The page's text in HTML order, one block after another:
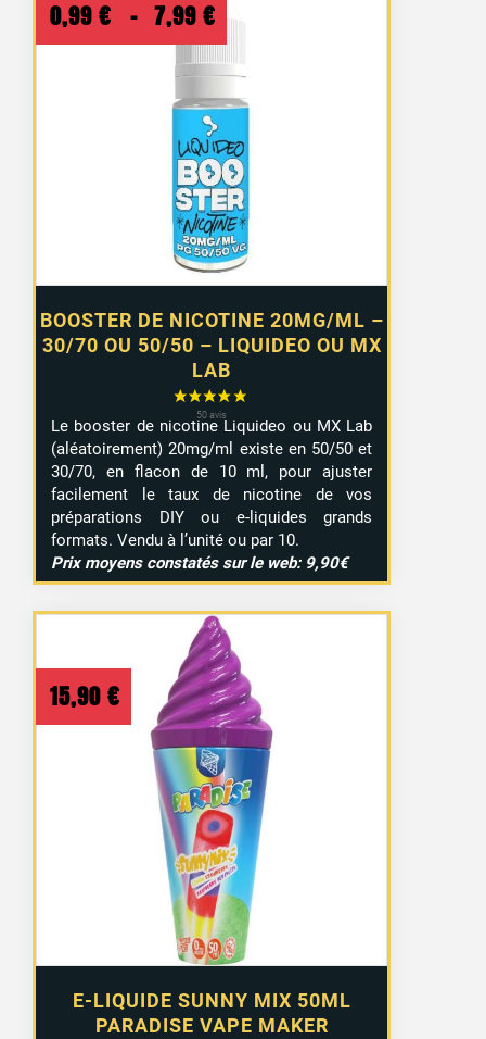
BOOSTER DE NICOTINE 20MG/ML –
30/70 OU 50/50 – LIQUIDEO OU MX
LAB
0,99 € – 7,99 € Plage
de
prix :
0,99 €
à
7,99 €
Le booster de nicotine Liquideo ou MX Lab
(aléatoirement) 20mg/ml existe en 50/50 et
30/70, en flacon de 10 ml, pour ajuster
facilement le taux de nicotine de vos
préparations DIY ou e-liquides grands
formats. Vendu à l’unité ou par 10.
Prix moyens constatés sur le web: 9,90€
E-LIQUIDE SUNNY MIX 50ML
PARADISE VAPE MAKER
15,90 €